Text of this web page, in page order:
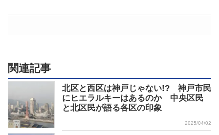
関連記事
北区と西区は神戸じゃない!? 神戸市民
にヒエラルキーはあるのか 中央区民
と北区民が語る各区の印象
2025/04/02